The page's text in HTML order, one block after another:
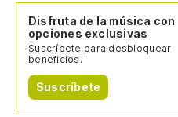
Disfruta de la música con
opciones exclusivas
Suscríbete para desbloquear
beneficios.
Suscríbete